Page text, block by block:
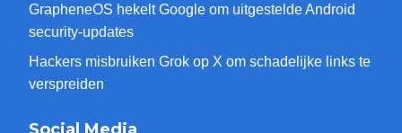
GrapheneOS hekelt Google om uitgestelde Android
security-updates
Hackers misbruiken Grok op X om schadelijke links te
verspreiden